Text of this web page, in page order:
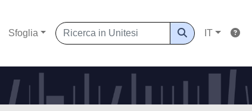
Sfoglia IT